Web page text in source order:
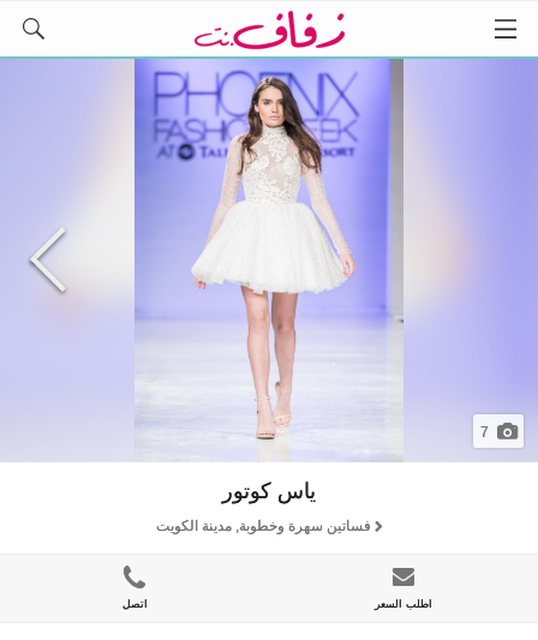
7
ياس كوتور
فساتين سهرة وخطوبة, مدينة الكويت
اطلب السعر اتصل